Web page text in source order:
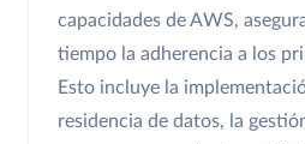
capacidades de AWS,
tiempo la adherencia a los
Esto incluye la
residencia de datos, la